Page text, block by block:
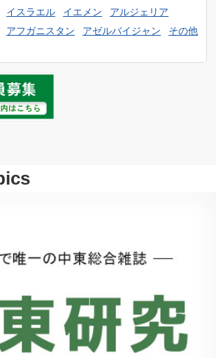
イスラエル イエメン
アルジェリア
アフガニスタン アゼルバイジャン
その他